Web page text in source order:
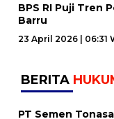
BPS RI Puji Tren
Barru
23 April 2026 | 06:31
BERITA
PT Semen